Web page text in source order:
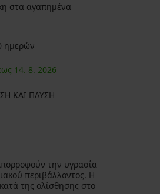
στα αγαπημένα
ημερών
14. 8. 2026
ΚΑΙ ΠΛΥΣΗ
την υγρασία
περιβάλλοντος. Η
της ολίσθησης στο